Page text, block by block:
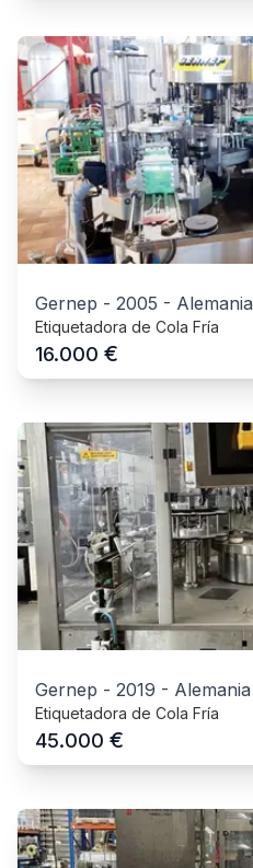
Gernep - 2005 - Alemania
Etiquetadora de Cola Fría
16.000 €
Gernep - 2019 - Alemania
Etiquetadora de Cola Fría
45.000 €